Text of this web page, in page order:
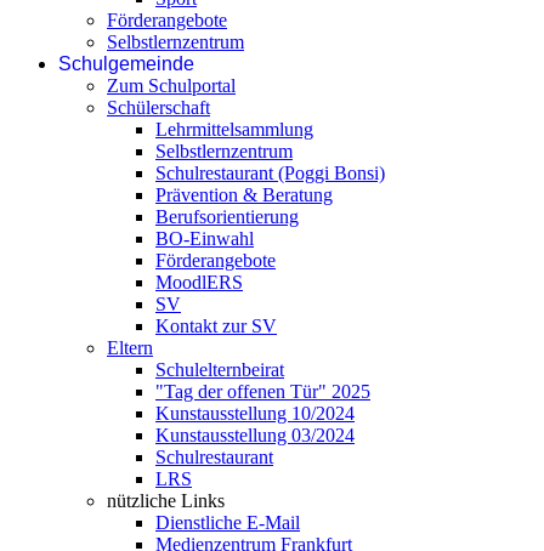
Förderangebote
Selbstlernzentrum
Schulgemeinde
Zum Schulportal
Schülerschaft
Lehrmittelsammlung
Selbstlernzentrum
Schulrestaurant (Poggi Bonsi)
Prävention & Beratung
Berufsorientierung
BO-Einwahl
Förderangebote
MoodlERS
SV
Kontakt zur SV
Eltern
Schulelternbeirat
"Tag der offenen Tür" 2025
Kunstausstellung 10/2024
Kunstausstellung 03/2024
Schulrestaurant
LRS
nützliche Links
Dienstliche E-Mail
Medienzentrum Frankfurt